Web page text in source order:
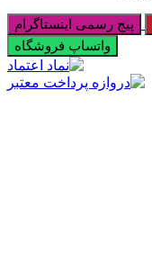
پیج رسمی اینستاگرام
واتساپ فروشگاه